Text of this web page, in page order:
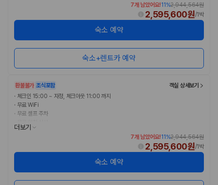
7개 남았어요!11 %2,944,564원
2,595,600원/1박
숙소 예약
숙소+렌트카 예약
환불불가 조식포함
객실 상세보기
· 체크인 15:00 ~ 자정, 체크아웃 11:00 까지
· 무료 WiFi
· 무료 셀프 주차
무료 아침 식사
더보기
7개 남았어요!11 %2,944,564원
2,595,600원/1박
숙소 예약